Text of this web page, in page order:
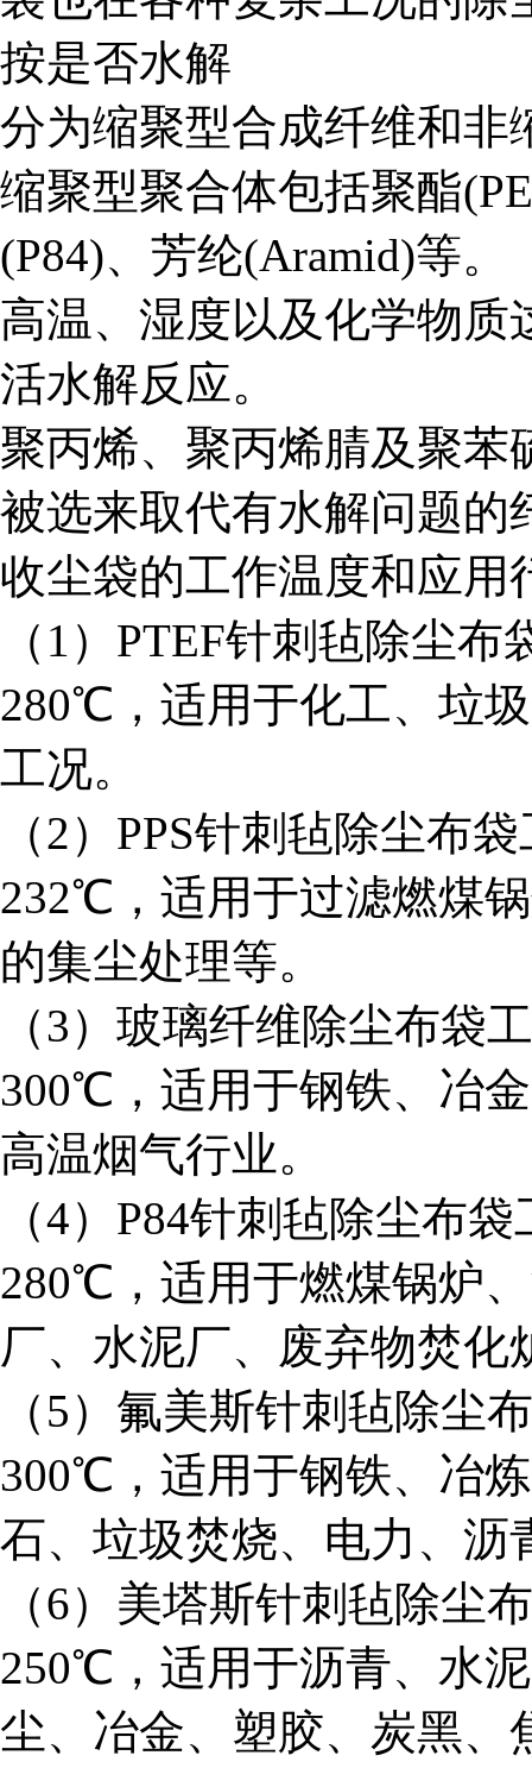
按是否水解
分为缩聚型合成纤维和非
缩聚型聚合体包括聚酯
(P84)、芳纶(Aramid)等。
高温、湿度以及化学物质
活水解反应。
聚丙烯、聚丙烯腈及聚苯
被选来取代有水解问题的
收尘袋的工作温度和应用
（1）PTEF针刺毡除尘
280℃，适用于化工、垃
工况。
（2）PPS针刺毡除尘布
232℃，适用于过滤燃煤
的集尘处理等。
（3）玻璃纤维除尘布袋
300℃，适用于钢铁、冶
高温烟气行业。
（4）P84针刺毡除尘布
280℃，适用于燃煤锅炉
厂、水泥厂、废弃物焚化
（5）氟美斯针刺毡除尘
300℃，适用于钢铁、冶
石、垃圾焚烧、电力、沥
（6）美塔斯针刺毡除尘
250℃，适用于沥青、水
尘、冶金、塑胶、炭黑、